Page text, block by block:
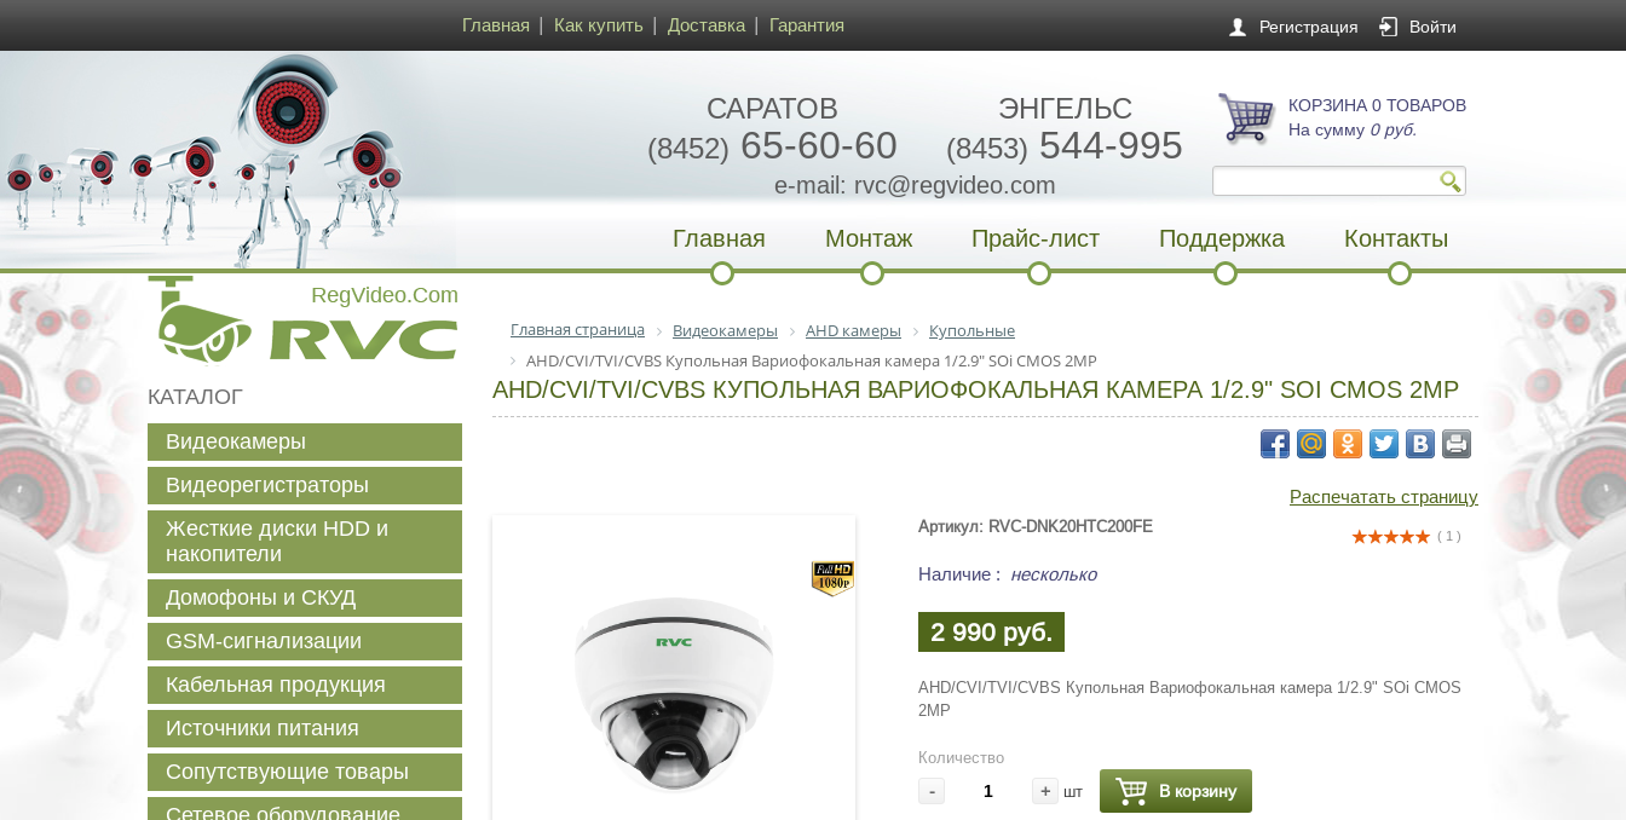
Главная Как купить Доставка Гарантия Регистрация Войти
САРАТОВ
(8452) 65-60-60
ЭНГЕЛЬС
(8453) 544-995
e-mail: rvc@regvideo.com
КОРЗИНА 0 ТОВАРОВ
На сумму 0 руб.
Главная Монтаж Прайс-лист Поддержка Контакты
Главная страница Видеокамеры AHD камеры
Купольные
AHD/CVI/TVI/CVBS Купольная Вариофокальная камера 1/2.9" SOi CMOS 2MP
AHD/CVI/TVI/CVBS КУПОЛЬНАЯ ВАРИОФОКАЛЬНАЯ КАМЕРА 1/2.9" SOI CMOS 2MP
Распечатать страницу
( 1 )
Артикул: RVC-DNK20HTC200FE
Наличие : несколько
2 990 руб.
AHD/CVI/TVI/CVBS Купольная Вариофокальная камера 1/2.9" SOi CMOS
2MP
Количество
- + шт В корзину
КАТАЛОГ
Видеокамеры
Видеорегистраторы
Жесткие диски HDD и
накопители
Домофоны и СКУД
GSM-сигнализации
Кабельная продукция
Источники питания
Сопутствующие товары
Сетевое оборудование